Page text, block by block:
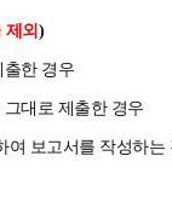
제외)
출한 경우
대로 제출한 경우
여 보고서를 작성하는